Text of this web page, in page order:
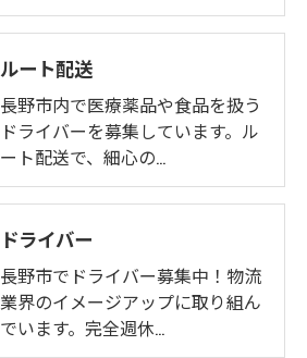
ルート配送
長野市内で医療薬品や食品を扱う
ドライバーを募集しています。ル
ート配送で、細心の…
ドライバー
長野市でドライバー募集中！物流
業界のイメージアップに取り組ん
でいます。完全週休…